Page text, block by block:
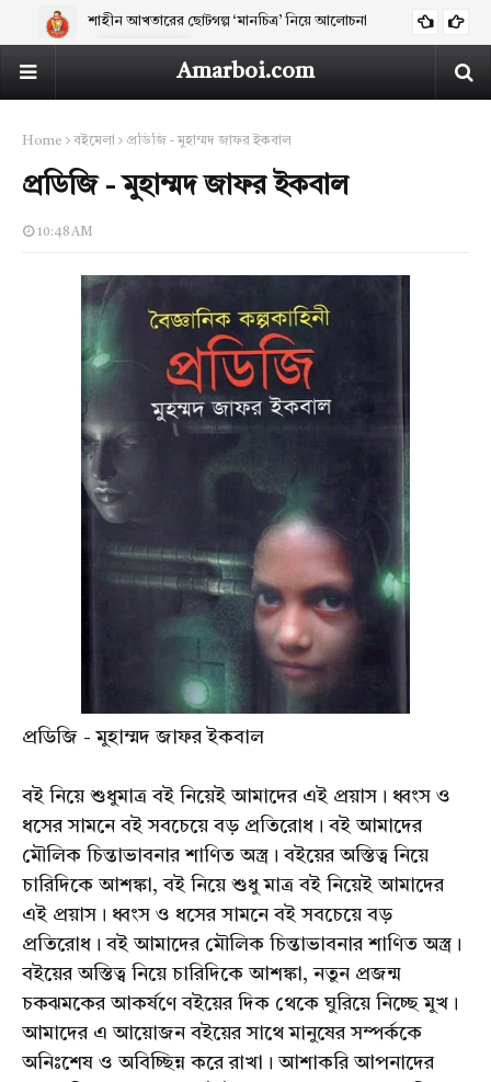
শাহীন আখতারের ছোটগল্প ‘মানচিত্র’ নিয়ে আলোচনা
Amarboi.com
Home বইমেলা প্রডিজি - মুহাম্মদ জাফর ইকবাল
প্রডিজি - মুহাম্মদ জাফর ইকবাল
10:48 AM
প্রডিজি - মুহাম্মদ জাফর ইকবাল
বই নিয়ে শুধুমাত্র বই নিয়েই আমাদের এই প্রয়াস। ধ্বংস ও
ধসের সামনে বই সবচেয়ে বড় প্রতিরোধ। বই আমাদের
মৌলিক চিন্তাভাবনার শাণিত অস্ত্র। বইয়ের অস্তিত্ব নিয়ে
চারিদিকে আশঙ্কা, বই নিয়ে শুধু মাত্র বই নিয়েই আমাদের
এই প্রয়াস। ধ্বংস ও ধসের সামনে বই সবচেয়ে বড়
প্রতিরোধ। বই আমাদের মৌলিক চিন্তাভাবনার শাণিত অস্ত্র।
বইয়ের অস্তিত্ব নিয়ে চারিদিকে আশঙ্কা, নতুন প্রজন্ম
চকঝমকের আকর্ষণে বইয়ের দিক থেকে ঘুরিয়ে নিচ্ছে মুখ।
আমাদের এ আয়োজন বইয়ের সাথে মানুষের সম্পর্ককে
অনিঃশেষ ও অবিচ্ছিন্ন করে রাখা। আশাকরি আপনাদের